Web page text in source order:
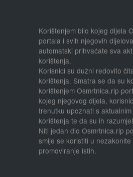
Korištenjem bilo kojeg dijela
portala i svih njegovih
automatski prihvaćate sva
korištenja.
Korisnici su dužni redovito
korištenja. Smatra se da su
korištenjem Osmrtnica.rip
kojeg njegovog dijela,
trenutku upoznati s
korištenja te da su ih
Niti jedan dio Osmrtnica.rip
smije se koristiti u
promoviranje istih.